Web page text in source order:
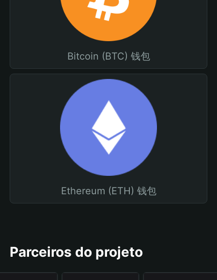
Bitcoin (BTC) 钱包
Ethereum (ETH) 钱包
Parceiros do projeto